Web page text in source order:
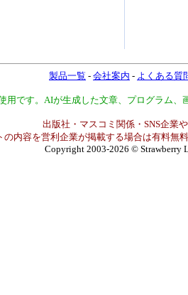
製品一覧 - 会社案内 - よくある質
用です。AIが生成した文章、プログラム
出版社・マスコミ関係・SNS企業
の内容を営利企業が掲載する場合は有料無
Copyright 2003-2026 © Strawberry